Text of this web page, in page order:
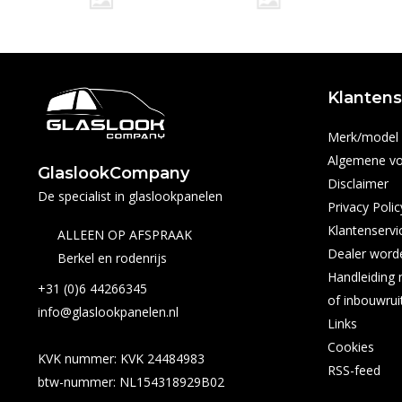
GlaslookCompany
De specialist in glaslookpanelen
ALLEEN OP AFSPRAAK
Berkel en rodenrijs
+31 (0)6 44266345
info@glaslookpanelen.nl
KVK nummer: KVK 24484983
btw-nummer: NL154318929B02
Merk/model
Algemene
Disclaimer
Privacy
Dealer
Handleiding
of
Links
Cookies
RSS-feed